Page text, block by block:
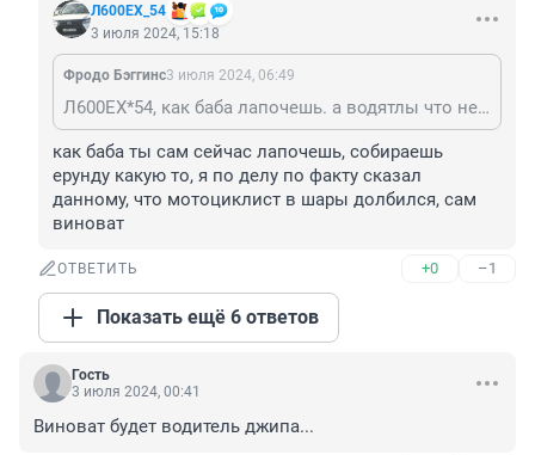
Л600EХ_54
3 июля 2024, 15:18
Фродо Бэггинс3 июля 2024, 06:49
Л600EХ*54, как баба лапочешь. а водятлы что не гоняют по городу? не проезжают в наглую на красный? не носятся из ряда в ряд?? или может вы водятлы меньше народа на тот свет отправили?
как баба ты сам сейчас лапочешь, собираешь
ерунду какую то, я по делу по факту сказал
данному, что мотоциклист в шары долбился, сам
виноват
ОТВЕТИТЬ +0 –1
Показать ещё 6 ответов
Гость
3 июля 2024, 00:41
Виноват будет водитель джипа...